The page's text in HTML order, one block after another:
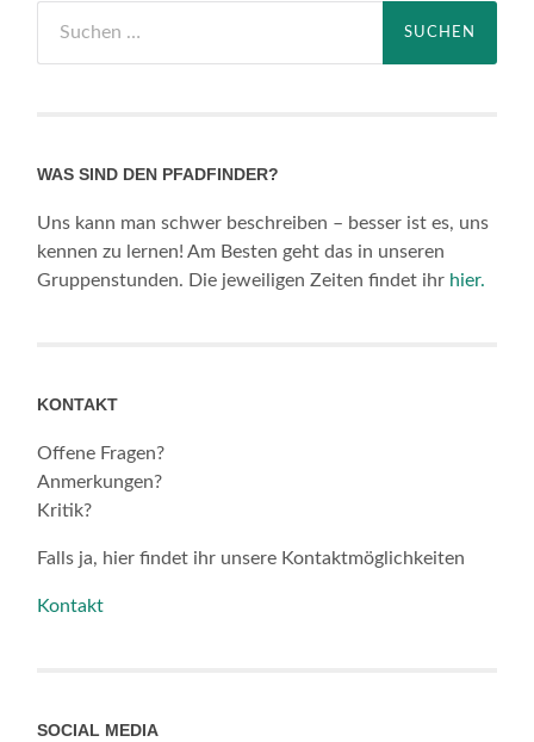
nach:
WAS SIND DEN PFADFINDER?
Uns kann man schwer beschreiben – besser ist es, uns
kennen zu lernen! Am Besten geht das in unseren
Gruppenstunden. Die jeweiligen Zeiten findet ihr hier.
KONTAKT
Offene Fragen?
Anmerkungen?
Kritik?
Falls ja, hier findet ihr unsere Kontaktmöglichkeiten
Kontakt
SOCIAL MEDIA